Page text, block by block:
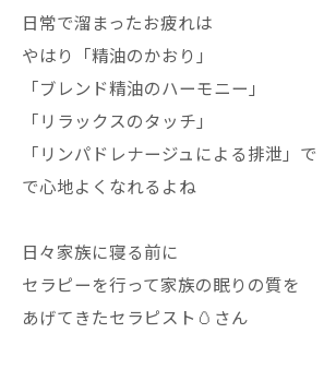
日常で溜まったお疲れは
やはり「精油のかおり」
「ブレンド精油のハーモニー」
「リラックスのタッチ」
「リンパドレナージュによる排泄」で
で心地よくなれるよね
日々家族に寝る前に
セラピーを行って家族の眠りの質を
あげてきたセラピスト🥚さん